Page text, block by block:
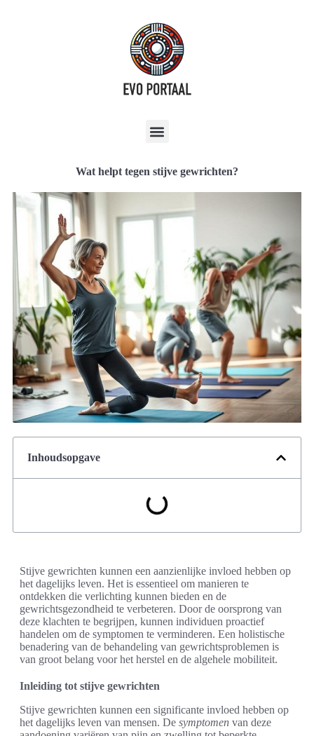
Wat helpt tegen stijve gewrichten?
Inhoudsopgave
Stijve gewrichten kunnen een aanzienlijke invloed hebben op
het dagelijks leven. Het is essentieel om manieren te
ontdekken die verlichting kunnen bieden en de
gewrichtsgezondheid te verbeteren. Door de oorsprong van
deze klachten te begrijpen, kunnen individuen proactief
handelen om de symptomen te verminderen. Een holistische
benadering van de behandeling van gewrichtsproblemen is
van groot belang voor het herstel en de algehele mobiliteit.
Inleiding tot stijve gewrichten
Stijve gewrichten kunnen een significante invloed hebben op
het dagelijks leven van mensen. De symptomen van deze